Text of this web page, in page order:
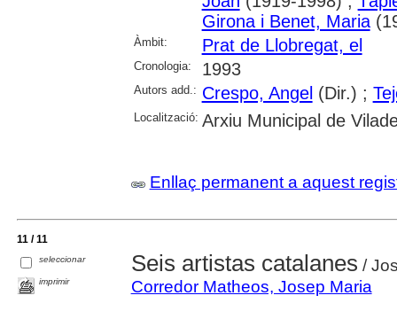
Girona i Benet, Maria
Àmbit: Prat de Llobregat, el
Cronologia: 1993
Autors add.: Crespo, Angel (Dir.) ;
Localització: Arxiu Municipal de
Enllaç permanent a aquest
11 / 11
seleccionar
imprimir
Seis artistas catalanes /
Corredor Matheos, Josep Maria